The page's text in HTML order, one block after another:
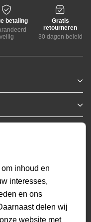
betaling
veilig
Gratis
retourneren
30 dagen beleid
inhoud en
interesses,
en ons
delen wij
website met